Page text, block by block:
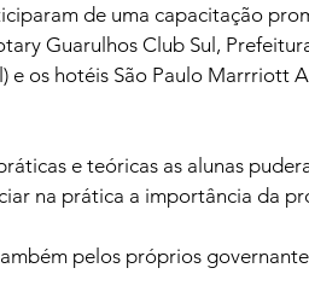
de uma capacitação
Guarulhos Club Sul,
e os hotéis São Paulo Marrriott
e teóricas as alunas
na prática a importância da
pelos próprios